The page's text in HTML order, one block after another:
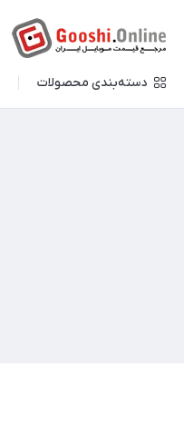
دسته‌بندی محصولات